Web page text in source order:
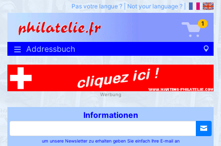
Pas votre langue ? Not your language ?
1
Addressbuch
Werbung
Informationen
um unsere Newsletter zu erhalten geben Sie einfach Ihre E-mail an